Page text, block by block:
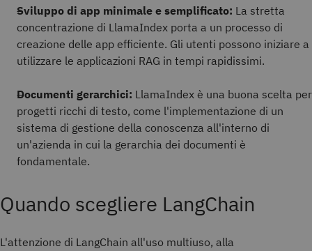
Sviluppo di app minimale e semplificato: La stretta
concentrazione di LlamaIndex porta a un processo di
creazione delle app efficiente. Gli utenti possono iniziare a
utilizzare le applicazioni RAG in tempi rapidissimi.
Documenti gerarchici: LlamaIndex è una buona scelta per
progetti ricchi di testo, come l'implementazione di un
sistema di gestione della conoscenza all'interno di
un'azienda in cui la gerarchia dei documenti è
fondamentale.
Quando scegliere LangChain
L'attenzione di LangChain all'uso multiuso, alla